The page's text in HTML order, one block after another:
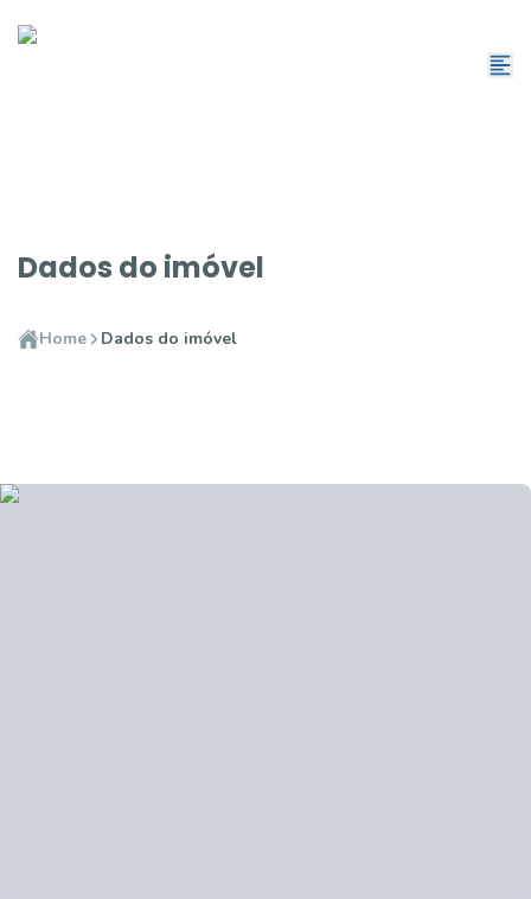
Dados do imóvel
Home Dados do imóvel